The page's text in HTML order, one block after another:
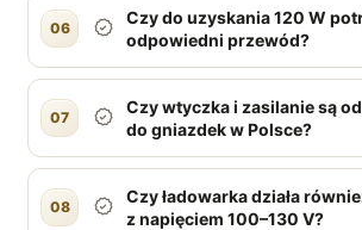
06
Czy do uzyskania 120 W
odpowiedni przewód?
07
Czy wtyczka i zasilanie są
do gniazdek w Polsce?
08
Czy ładowarka działa
z napięciem 100–130 V?